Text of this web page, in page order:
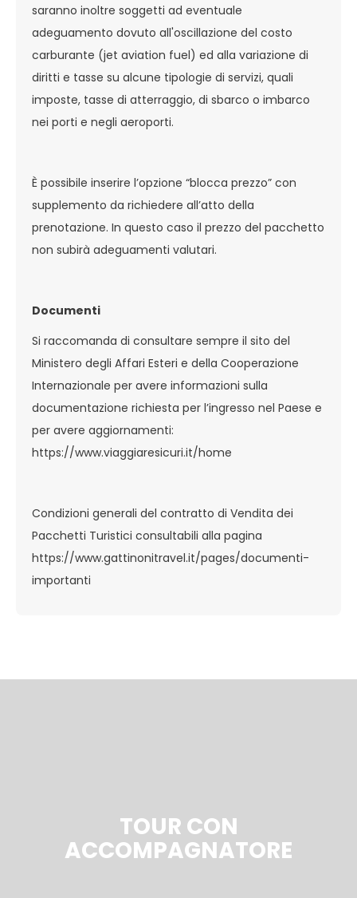
saranno inoltre soggetti ad eventuale
adeguamento dovuto all'oscillazione del costo
carburante (jet aviation fuel) ed alla variazione di
diritti e tasse su alcune tipologie di servizi, quali
imposte, tasse di atterraggio, di sbarco o imbarco
nei porti e negli aeroporti.
È possibile inserire l’opzione “blocca prezzo” con
supplemento da richiedere all’atto della
prenotazione. In questo caso il prezzo del pacchetto
non subirà adeguamenti valutari.
Documenti
Si raccomanda di consultare sempre il sito del
Ministero degli Affari Esteri e della Cooperazione
Internazionale per avere informazioni sulla
documentazione richiesta per l’ingresso nel Paese e
per avere aggiornamenti:
https://www.viaggiaresicuri.it/home
Condizioni generali del contratto di Vendita dei
Pacchetti Turistici consultabili alla pagina
https://www.gattinonitravel.it/pages/documenti-
importanti
TOUR CON
ACCOMPAGNATORE